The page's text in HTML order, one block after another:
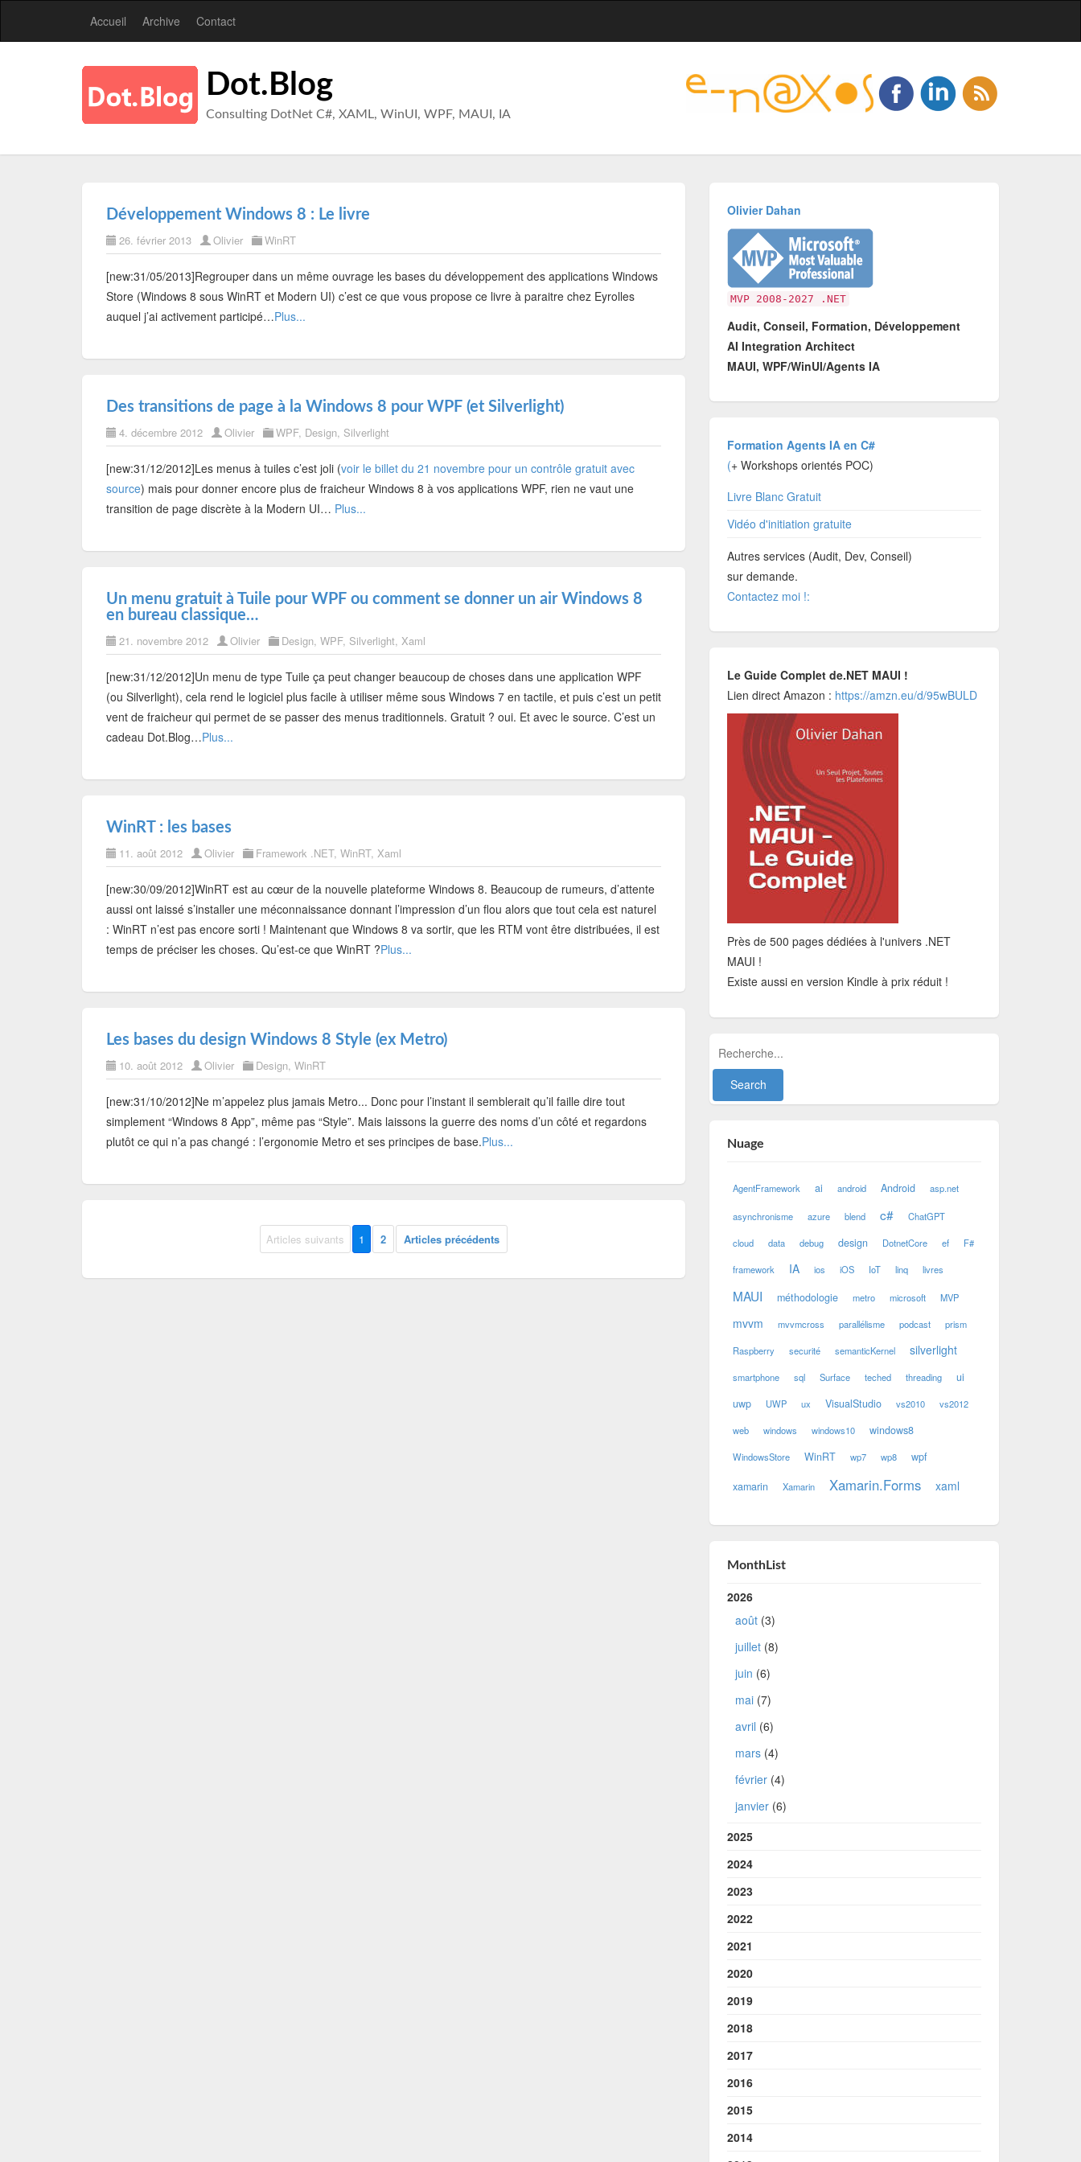
Accueil Archive Contact
Dot.Blog
Consulting DotNet C#, XAML, WinUI, WPF, MAUI, IA
Développement Windows 8 : Le livre
26. février 2013 Olivier WinRT
[new:31/05/2013]Regrouper dans un même ouvrage les bases du développement des applications Windows
Store (Windows 8 sous WinRT et Modern UI) c’est ce que vous propose ce livre à paraitre chez Eyrolles
auquel j’ai activement participé…Plus...
Des transitions de page à la Windows 8 pour WPF (et Silverlight)
4. décembre 2012 Olivier WPF, Design, Silverlight
[new:31/12/2012]Les menus à tuiles c’est joli (voir le billet du 21 novembre pour un contrôle gratuit avec
source) mais pour donner encore plus de fraicheur Windows 8 à vos applications WPF, rien ne vaut une
transition de page discrète à la Modern UI… Plus...
Un menu gratuit à Tuile pour WPF ou comment se donner un air Windows 8
en bureau classique…
21. novembre 2012 Olivier Design, WPF, Silverlight, Xaml
[new:31/12/2012]Un menu de type Tuile ça peut changer beaucoup de choses dans une application WPF
(ou Silverlight), cela rend le logiciel plus facile à utiliser même sous Windows 7 en tactile, et puis c’est un petit
vent de fraicheur qui permet de se passer des menus traditionnels. Gratuit ? oui. Et avec le source. C’est un
cadeau Dot.Blog…Plus...
WinRT : les bases
11. août 2012 Olivier Framework .NET, WinRT, Xaml
[new:30/09/2012]WinRT est au cœur de la nouvelle plateforme Windows 8. Beaucoup de rumeurs, d’attente
aussi ont laissé s’installer une méconnaissance donnant l’impression d’un flou alors que tout cela est naturel
: WinRT n’est pas encore sorti ! Maintenant que Windows 8 va sortir, que les RTM vont être distribuées, il est
temps de préciser les choses. Qu’est-ce que WinRT ?Plus...
Les bases du design Windows 8 Style (ex Metro)
10. août 2012 Olivier Design, WinRT
[new:31/10/2012]Ne m’appelez plus jamais Metro... Donc pour l’instant il semblerait qu’il faille dire tout
simplement “Windows 8 App”, même pas “Style”. Mais laissons la guerre des noms d’un côté et regardons
plutôt ce qui n’a pas changé : l’ergonomie Metro et ses principes de base.Plus...
Articles suivants 1 2 Articles précédents
Olivier Dahan
MVP 2008-2027 .NET
Audit, Conseil, Formation, Développement
AI Integration Architect
MAUI, WPF/WinUI/Agents IA
Formation Agents IA en C#
(+ Workshops orientés POC)
Livre Blanc Gratuit
Vidéo d'initiation gratuite
Autres services (Audit, Dev, Conseil)
sur demande.
Contactez moi !:
Le Guide Complet de.NET MAUI !
Lien direct Amazon : https://amzn.eu/d/95wBULD
Près de 500 pages dédiées à l'univers .NET
MAUI !
Existe aussi en version Kindle à prix réduit !
Nuage
AgentFramework ai android Android asp.net
asynchronisme azure blend c# ChatGPT
cloud data debug design DotnetCore ef F#
framework IA ios iOS IoT linq livres
MAUI méthodologie metro microsoft MVP
mvvm mvvmcross parallélisme podcast prism
Raspberry securité semanticKernel silverlight
smartphone sql Surface teched threading
ui
uwp
UWP ux VisualStudio vs2010 vs2012
web windows windows10 windows8
WindowsStore WinRT wp7 wp8 wpf
xamarin Xamarin Xamarin.Forms xaml
MonthList
2026
août(3)
juillet(8)
juin (6)
mai(7)
avril (6)
mars(4)
février(4)
janvier(6)
2025
2024
2023
2022
2021
2020
2019
2018
2017
2016
2015
2014